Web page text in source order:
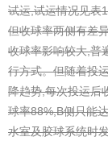
试运,试运情况见表
但收球率两侧有差
收球率影响较大,普
行方式。但随着投
降趋势,每次投运后
球率88%,B侧只能
水室及胶球系统时